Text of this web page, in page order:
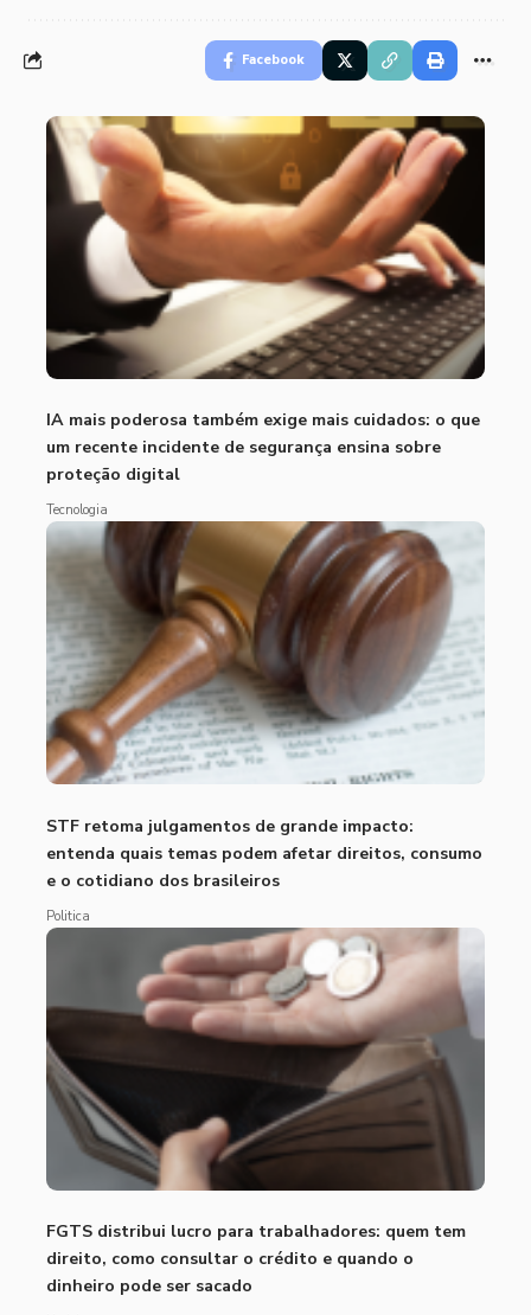
Facebook
IA mais poderosa também exige mais cuidados: o que
um recente incidente de segurança ensina sobre
proteção digital
Tecnologia
STF retoma julgamentos de grande impacto:
entenda quais temas podem afetar direitos, consumo
e o cotidiano dos brasileiros
Politica
FGTS distribui lucro para trabalhadores: quem tem
direito, como consultar o crédito e quando o
dinheiro pode ser sacado